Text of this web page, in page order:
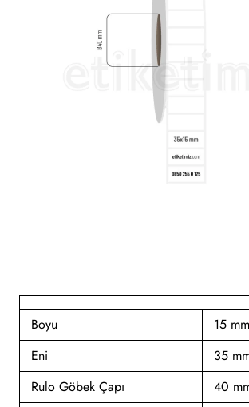
Boyu
15 mm
Eni
35
Rulo Göbek Çapı
40